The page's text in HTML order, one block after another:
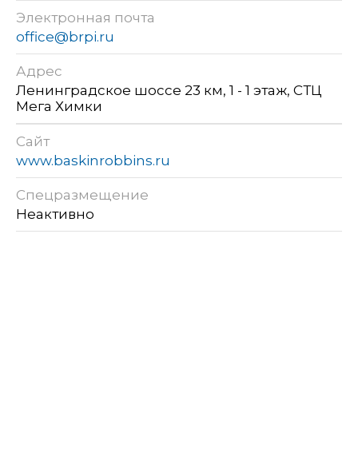
Электронная почта
office@brpi.ru
Адрес
Ленинградское шоссе 23 км, 1 - 1 этаж, СТЦ
Мега Химки
Сайт
www.baskinrobbins.ru
Спецразмещение
Неактивно